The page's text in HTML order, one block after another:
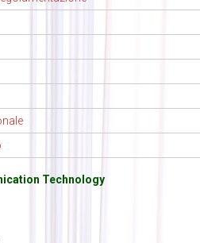
Technology